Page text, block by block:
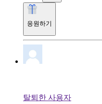
응원하기
탈퇴한 사용자